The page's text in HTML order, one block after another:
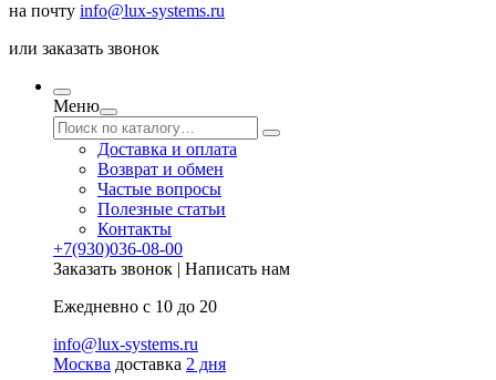
на почту info@lux-systems.ru
или заказать звонок
Меню
Доставка и оплата
Возврат и обмен
Частые вопросы
Полезные статьи
Контакты
+7(930)036-08-00
Заказать звонок | Написать нам
Ежедневно с 10 до 20
info@lux-systems.ru
Москва доставка 2 дня